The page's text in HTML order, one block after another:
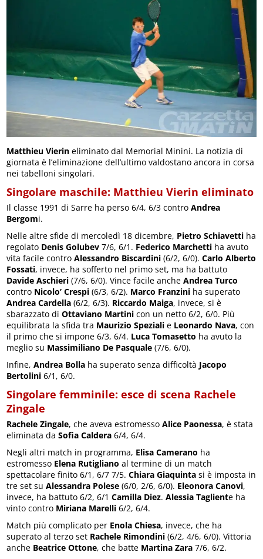
Matthieu Vierin eliminato dal Memorial Minini. La notizia di
giornata è l’eliminazione dell’ultimo valdostano ancora in corsa
nei tabelloni singolari.
Singolare maschile: Matthieu Vierin eliminato
Il classe 1991 di Sarre ha perso 6/4, 6/3 controAndrea
Bergomi.
Nelle altre sfide di mercoledì 18 dicembre, Pietro Schiavetti ha
regolato Denis Golubev 7/6, 6/1. Federico Marchetti ha avuto
vita facile controAlessandro Biscardini (6/2, 6/0).Carlo Alberto
Fossati, invece, ha sofferto nel primo set, ma ha battuto
Davide Aschieri (7/6, 6/0). Vince facile ancheAndrea Turco
contro Nicolo’ Crespi (6/3, 6/2). Marco Franzini ha superato
Andrea Cardella (6/2, 6/3). Riccardo Maiga, invece, si è
sbarazzato diOttaviano Martini con un netto 6/2, 6/0. Più
equilibrata la sfida tra Maurizio Speziali e Leonardo Nava, con
il primo che si impone 6/3, 6/4. Luca Tomasetto ha avuto la
meglio su Massimiliano De Pasquale (7/6, 6/0).
Infine,Andrea Bolla ha superato senza difficoltà Jacopo
Bertolini 6/1, 6/0.
Singolare femminile: esce di scena Rachele
Zingale
Rachele Zingale, che aveva estromessoAlice Paonessa, è stata
eliminata daSofia Caldera 6/4, 6/4.
Negli altri match in programma, Elisa Camerano ha
estromesso Elena Rutigliano al termine di un match
spettacolare finito 6/1, 6/7 7/5.Chiara Giaquinta si è imposta in
tre set suAlessandra Polese (6/0, 2/6, 6/0). Eleonora Canovi,
invece, ha battuto 6/2, 6/1Camilla Diez.Alessia Tagliente ha
vinto contro Miriana Marelli 6/2, 6/4.
Match più complicato per Enola Chiesa, invece, che ha
superato al terzo set Rachele Rimondini (6/2, 4/6, 6/0). Vittoria
anche Beatrice Ottone, che batte Martina Zara 7/6, 6/2.